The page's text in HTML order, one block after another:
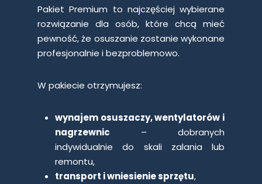
Pakiet Premium to najczęściej wybierane
rozwiązanie dla osób, które chcą mieć
pewność, że osuszanie zostanie wykonane
profesjonalnie i bezproblemowo.
W pakiecie otrzymujesz:
wynajem osuszaczy, wentylatorów i
nagrzewnic – dobranych
indywidualnie do skali zalania lub
remontu,
transport i wniesienie sprzętu,